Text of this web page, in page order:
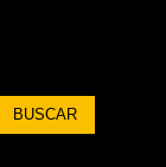
BUSCAR